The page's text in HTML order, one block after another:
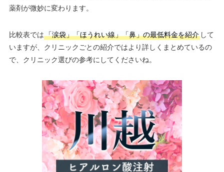
薬剤が微妙に変わります。
比較表では「涙袋」「ほうれい線」「鼻」の最低料金を紹介して
いますが、クリニックごとの紹介ではより詳しくまとめているの
で、クリニック選びの参考にしてくださいね。